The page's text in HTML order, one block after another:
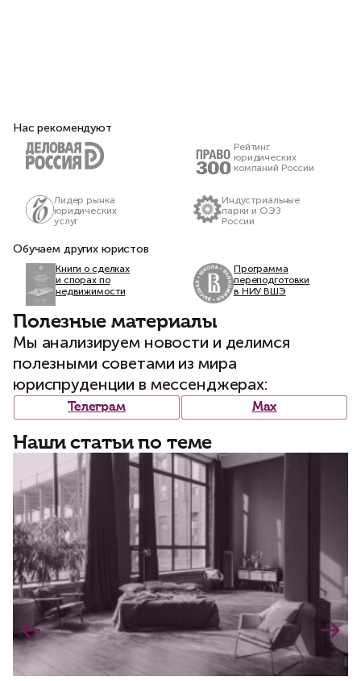
Нас рекомендуют
Рейтинг
юридических
компаний России
Лидер рынка
юридических
услуг
Индустриальные
парки и ОЭЗ
России
Обучаем других юристов
Книги о сделках
и спорах по
недвижимости
Программа
переподготовки
в НИУ ВШЭ
Полезные материалы
Мы анализируем новости и делимся
полезными советами из мира
юриспруденции в мессенджерах:
Телеграм Max
Наши статьи по теме